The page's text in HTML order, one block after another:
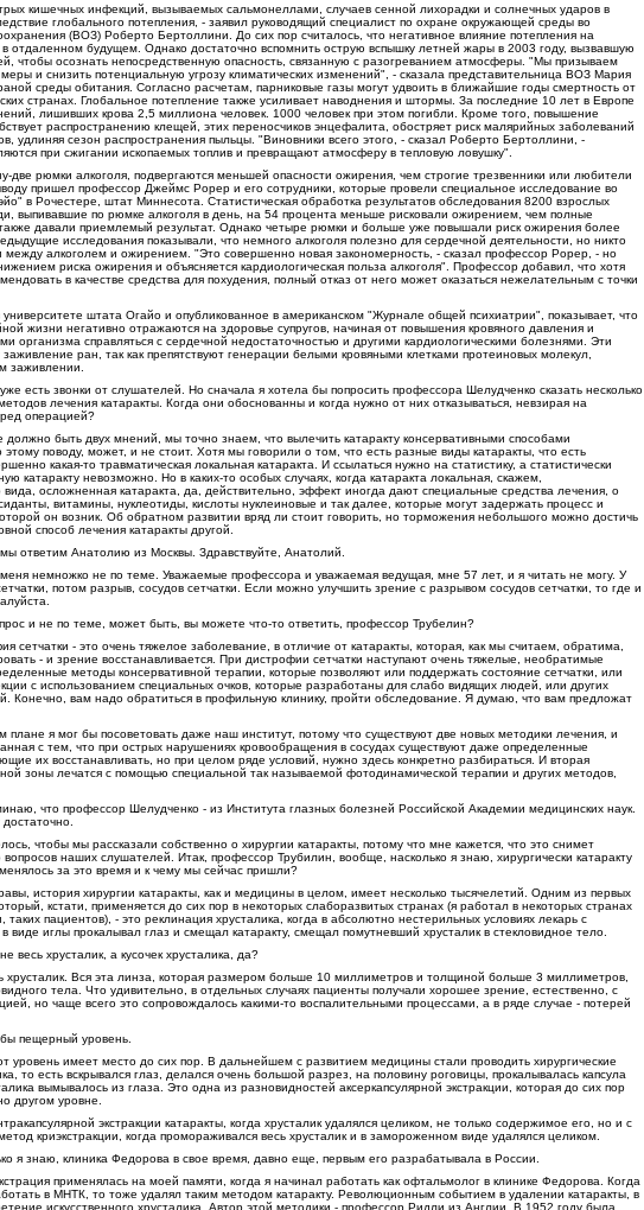
кишечных инфекций, вызываемых сальмонеллами, случаев сенной лихорадки и солнечных ударов в
глобального потепления, - заявил руководящий специалист по охране окружающей среды во
(ВОЗ) Роберто Бертоллини. До сих пор считалось, что негативное влияние потепления на
отдаленном будущем. Однако достаточно вспомнить острую вспышку летней жары в 2003 году, вызвавшую
чтобы осознать непосредственную опасность, связанную с разогреванием атмосферы. "Мы призываем
и снизить потенциальную угрозу климатических изменений", - сказала представительница ВОЗ Мария
среды обитания. Согласно расчетам, парниковые газы могут удвоить в ближайшие годы смертность от
странах. Глобальное потепление также усиливает наводнения и штормы. За последние 10 лет в Европе
лишивших крова 2,5 миллиона человек. 1000 человек при этом погибли. Кроме того, повышение
распространению клещей, этих переносчиков энцефалита, обостряет риск малярийных заболеваний
удлиняя сезон распространения пыльцы. "Виновники всего этого, - сказал Роберто Бертоллини, -
при сжигании ископаемых топлив и превращают атмосферу в тепловую ловушку".
рюмки алкоголя, подвергаются меньшей опасности ожирения, чем строгие трезвенники или любители
пришел профессор Джеймс Рорер и его сотрудники, которые провели специальное исследование во
в Рочестере, штат Миннесота. Статистическая обработка результатов обследования 8200 взрослых
выпивавшие по рюмке алкоголя в день, на 54 процента меньше рисковали ожирением, чем полные
давали приемлемый результат. Однако четыре рюмки и больше уже повышали риск ожирения более
исследования показывали, что немного алкоголя полезно для сердечной деятельности, но никто
между алкоголем и ожирением. "Это совершенно новая закономерность, - сказал профессор Рорер, - но
риска ожирения и объясняется кардиологическая польза алкоголя". Профессор добавил, что хотя
в качестве средства для похудения, полный отказ от него может оказаться нежелательным с точки
штата Огайо и опубликованное в американском "Журнале общей психиатрии", показывает, что
жизни негативно отражаются на здоровье супругов, начиная от повышения кровяного давления и
организма справляться с сердечной недостаточностью и другими кардиологическими болезнями. Эти
ран, так как препятствуют генерации белыми кровяными клетками протеиновых молекул,
заживлении.
есть звонки от слушателей. Но сначала я хотела бы попросить профессора Шелудченко сказать несколько
лечения катаракты. Когда они обоснованны и когда нужно от них отказываться, невзирая на
операцией?
должно быть двух мнений, мы точно знаем, что вылечить катаракту консервативными способами
поводу, может, и не стоит. Хотя мы говорили о том, что есть разные виды катаракты, что есть
какая-то травматическая локальная катаракта. И ссылаться нужно на статистику, а статистически
катаракту невозможно. Но в каких-то особых случаях, когда катаракта локальная, скажем,
вида, осложненная катаракта, да, действительно, эффект иногда дают специальные средства лечения, о
витамины, нуклеотиды, кислоты нуклеиновые и так далее, которые могут задержать процесс и
он возник. Об обратном развитии вряд ли стоит говорить, но торможения небольшого можно достичь
способ лечения катаракты другой.
ответим Анатолию из Москвы. Здравствуйте, Анатолий.
меня немножко не по теме. Уважаемые профессора и уважаемая ведущая, мне 57 лет, и я читать не могу. У
потом разрыв, сосудов сетчатки. Если можно улучшить зрение с разрывом сосудов сетчатки, то где и
и не по теме, может быть, вы можете что-то ответить, профессор Трубелин?
сетчатки - это очень тяжелое заболевание, в отличие от катаракты, которая, как мы считаем, обратима,
- и зрение восстанавливается. При дистрофии сетчатки наступают очень тяжелые, необратимые
методы консервативной терапии, которые позволяют или поддержать состояние сетчатки, или
с использованием специальных очков, которые разработаны для слабо видящих людей, или других
Конечно, вам надо обратиться в профильную клинику, пройти обследование. Я думаю, что вам предложат
плане я мог бы посоветовать даже наш институт, потому что существуют две новых методики лечения, и
с тем, что при острых нарушениях кровообращения в сосудах существуют даже определенные
их восстанавливать, но при целом ряде условий, нужно здесь конкретно разбираться. И вторая
зоны лечатся с помощью специальной так называемой фотодинамической терапии и других методов,
что профессор Шелудченко - из Института глазных болезней Российской Академии медицинских наук.
чтобы мы рассказали собственно о хирургии катаракты, потому что мне кажется, что это снимет
наших слушателей. Итак, профессор Трубилин, вообще, насколько я знаю, хирургически катаракту
за это время и к чему мы сейчас пришли?
история хирургии катаракты, как и медицины в целом, имеет несколько тысячелетий. Одним из первых
кстати, применяется до сих пор в некоторых слаборазвитых странах (я работал в некоторых странах
пациентов), - это реклинация хрусталика, когда в абсолютно нестерильных условиях лекарь с
виде иглы прокалывал глаз и смещал катаракту, смещал помутневший хрусталик в стекловидное тело.
весь хрусталик, а кусочек хрусталика, да?
хрусталик. Вся эта линза, которая размером больше 10 миллиметров и толщиной больше 3 миллиметров,
тела. Что удивительно, в отдельных случаях пациенты получали хорошее зрение, естественно, с
но чаще всего это сопровождалось какими-то воспалительными процессами, а в ряде случае - потерей
пещерный уровень.
уровень имеет место до сих пор. В дальнейшем с развитием медицины стали проводить хирургические
то есть вскрывался глаз, делался очень большой разрез, на половину роговицы, прокалывалась капсула
вымывалось из глаза. Это одна из разновидностей аксеркапсулярной экстракции, которая до сих пор
другом уровне.
экстракции катаракты, когда хрусталик удалялся целиком, не только содержимое его, но и с
криэкстракции, когда промораживался весь хрусталик и в замороженном виде удалялся целиком.
я знаю, клиника Федорова в свое время, давно еще, первым его разрабатывала в России.
применялась на моей памяти, когда я начинал работать как офтальмолог в клинике Федорова. Когда
в МНТК, то тоже удалял таким методом катаракту. Революционным событием в удалении катаракты, в
искусственного хрусталика. Автор этой методики - профессор Ридли из Англии. В 1952 году была